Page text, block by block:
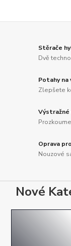
Stěrače
Dvě
Potahy
Zlepšete
Oprava
Nouzové
Nové